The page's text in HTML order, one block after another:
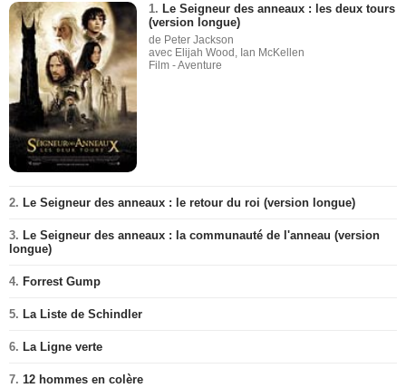
1. Le Seigneur des anneaux : les deux tours
(version longue)
de Peter Jackson
avec Elijah Wood, Ian McKellen
Film - Aventure
2. Le Seigneur des anneaux : le retour du roi (version longue)
3. Le Seigneur des anneaux : la communauté de l'anneau (version
longue)
4. Forrest Gump
5. La Liste de Schindler
6. La Ligne verte
7. 12 hommes en colère